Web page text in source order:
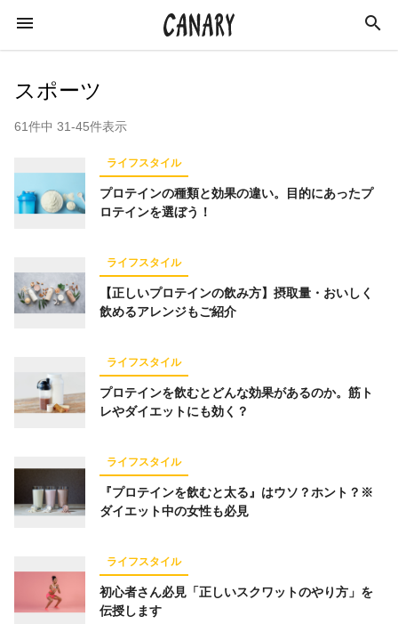
KEYWORD
キーワード
スキルアップ ビジネス
インタビュー 美容 ダイエット
イベントレポート イベント
仕事術 スポーツ トレーニング
お金
コミュニティ オンラインサロン
キーワード一覧
スポーツ
61件中 31-45件表示
ライフスタイル
プロテインの種類と効果の違い。目的にあったプ
ロテインを選ぼう！
ライフスタイル
【正しいプロテインの飲み方】摂取量・おいしく
飲めるアレンジもご紹介
ライフスタイル
プロテインを飲むとどんな効果があるのか。筋ト
レやダイエットにも効く？
ライフスタイル
『プロテインを飲むと太る』はウソ？ホント？※
ダイエット中の女性も必見
ライフスタイル
初心者さん必見「正しいスクワットのやり方」を
伝授します